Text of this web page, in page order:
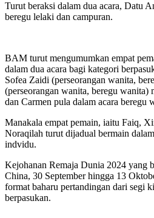
Turut beraksi dalam dua acara, Datu
beregu lelaki dan campuran.
BAM turut mengumumkan empat
dalam dua acara bagi kategori
Sofea Zaidi (perseorangan wanita,
(perseorangan wanita, beregu wanita)
dan Carmen pula dalam acara beregu
Manakala empat pemain, iaitu Faiq,
Noraqilah turut dijadual bermain
indvidu.
Kejohanan Remaja Dunia 2024 yang
China, 30 September hingga 13
format baharu pertandingan dari segi
berpasukan.